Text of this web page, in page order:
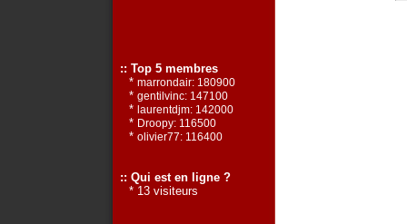
:: Top 5 membres
* marrondair: 180900
* gentilvinc: 147100
* laurentdjm: 142000
* Droopy: 116500
* olivier77: 116400
:: Qui est en ligne ?
* 13 visiteurs